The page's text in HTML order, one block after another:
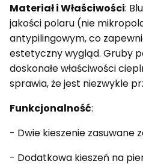
Materiał i Właściwości:
jakości polaru (nie
antypilingowym, co
estetyczny wygląd. Gruby
doskonałe właściwości
sprawia, że jest niezwykle
Funkcjonalność:
- Dwie kieszenie zasuwane
- Dodatkowa kieszeń na